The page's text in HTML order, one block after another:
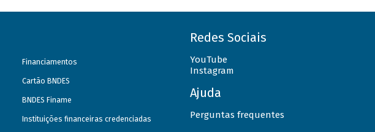
Financiamentos
Cartão BNDES
BNDES Finame
Instituições financeiras credenciadas
Redes Sociais
YouTube
Instagram
Ajuda
Perguntas frequentes